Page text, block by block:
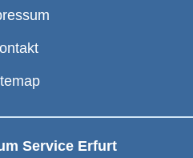
Service Erfurt